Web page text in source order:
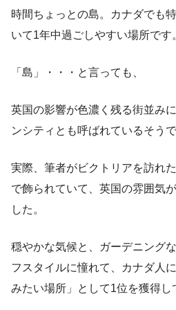
時間ちょっとの島。カナダでも
いて1年中過ごしやすい場所です
「島」・・・と言っても、
英国の影響が色濃く残る街並み
ンシティとも呼ばれているそうで
実際、筆者がビクトリアを訪れ
で飾られていて、英国の雰囲気
した。
穏やかな気候と、ガーデニング
フスタイルに憧れて、カナダ人
みたい場所」として1位を獲得し